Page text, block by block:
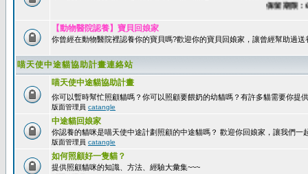
保留期限：60天
【動物醫院認養】寶貝回娘家
你曾經在動物醫院裡認養你的寶貝嗎?歡迎你的寶貝回娘家，讓曾經幫助過
喵天使中途貓協助計畫連絡站
喵天使中途貓協助計畫
你可以暫時幫忙照顧貓嗎？你可以照顧要餵奶的幼貓嗎？有許多貓需要你提
版面管理員 catangle
中途貓回娘家
你認養的貓咪是喵天使中途計劃照顧的中途貓嗎？ 歡迎你回娘家，讓我們一
版面管理員 catangle
如何照顧好一隻貓？
提供照顧貓咪的知識、方法、經驗大彙集~~~